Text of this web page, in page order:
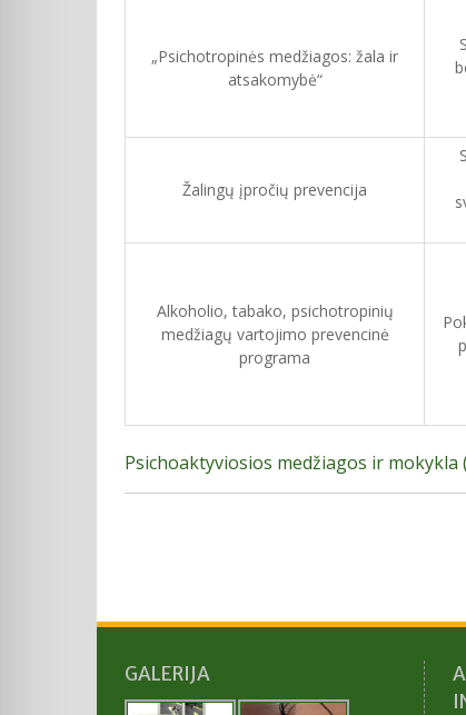
„Psichotropinės medžiagos: žala ir
atsakomybė“
Žalingų įpročių prevencija
Alkoholio, tabako, psichotropinių
medžiagų vartojimo prevencinė
programa
Psichoaktyviosios medžiagos ir
GALERIJA